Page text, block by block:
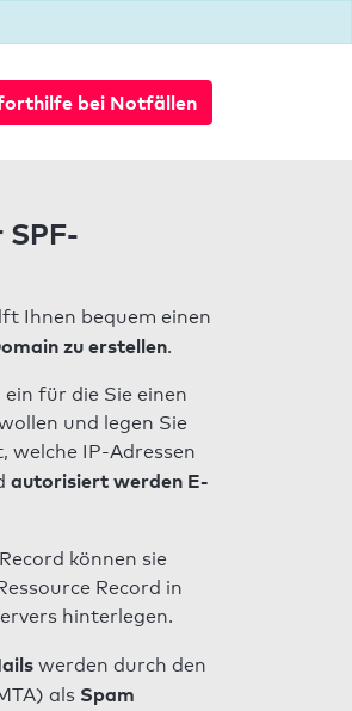
bei Notfällen
SPF-
Ihnen bequem einen
zu erstellen.
für die Sie einen
und legen Sie
welche IP-Adressen
autorisiert werden E-
können sie
Record in
hinterlegen.
werden durch den
als Spam